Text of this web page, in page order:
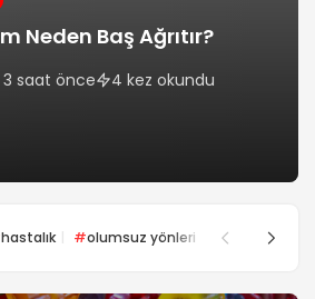
Neden Baş Ağrıtır?
3 saat önce
4 kez okundu
hastalık olumsuz yönleri zararlı mı